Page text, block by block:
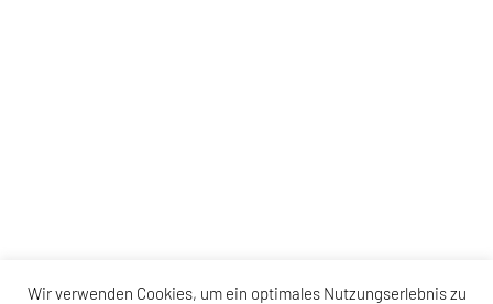
Wir verwenden Cookies, um ein optimales Nutzungserlebnis zu